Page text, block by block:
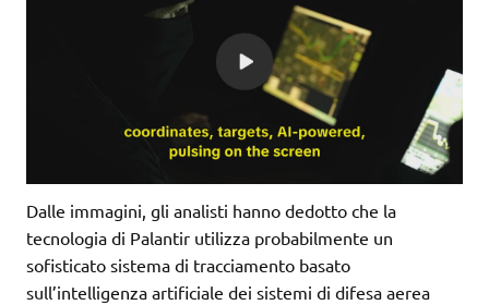
Dalle immagini, gli analisti hanno dedotto che la
tecnologia di Palantir utilizza probabilmente un
sofisticato sistema di tracciamento basato
sull’intelligenza artificiale dei sistemi di difesa aerea